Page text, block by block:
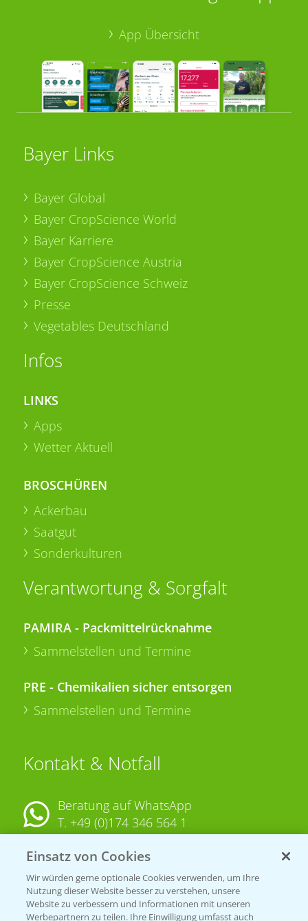
App Übersicht
Bayer Links
Bayer Global
Bayer CropScience World
Bayer Karriere
Bayer CropScience Austria
Bayer CropScience Schweiz
Presse
Vegetables Deutschland
Infos
LINKS
Apps
Wetter Aktuell
BROSCHÜREN
Ackerbau
Saatgut
Sonderkulturen
Verantwortung & Sorgfalt
PAMIRA - Packmittelrücknahme
Sammelstellen und Termine
PRE - Chemikalien sicher entsorgen
Sammelstellen und Termine
Kontakt & Notfall
Beratung auf WhatsApp
T. +49 (0)174 346 564 1
KONTAKT
Hilfe in Notfällen
Einsatz von Cookies
Wir würden gerne optionale Cookies verwenden, um Ihre
Nutzung dieser Website besser zu verstehen, unsere
Website zu verbessern und Informationen mit unseren
Werbepartnern zu teilen. Ihre Einwilligung umfasst auch